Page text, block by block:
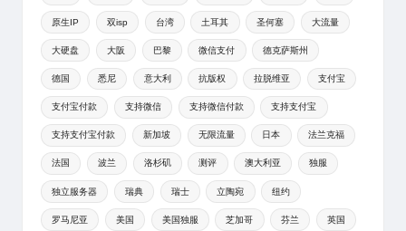
原生IP 双isp 台湾 土耳其 圣何塞 大流量
大硬盘 大阪 巴黎 微信支付 德克萨斯州
德国 悉尼 意大利 抗版权 拉脱维亚 支付宝
支付宝付款 支持微信 支持微信付款 支持支付宝
支持支付宝付款 新加坡 无限流量 日本 法兰克福
法国 波兰 洛杉矶 测评 澳大利亚 独服
独立服务器 瑞典 瑞士 立陶宛 纽约
罗马尼亚 美国 美国独服 芝加哥 芬兰 英国